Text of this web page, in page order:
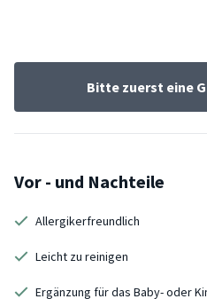
Bitte zuerst eine
Vor - und Nachteile
Allergikerfreundlich
Leicht zu reinigen
Ergänzung für das Baby- oder